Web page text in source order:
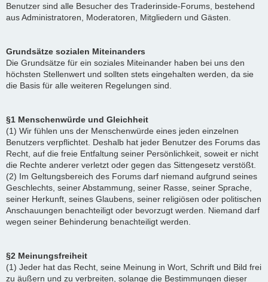
Benutzer sind alle Besucher des Traderinside-Forums, bestehend
aus Administratoren, Moderatoren, Mitgliedern und Gästen.
Grundsätze sozialen Miteinanders
Die Grundsätze für ein soziales Miteinander haben bei uns den
höchsten Stellenwert und sollten stets eingehalten werden, da sie
die Basis für alle weiteren Regelungen sind.
§1 Menschenwürde und Gleichheit
(1) Wir fühlen uns der Menschenwürde eines jeden einzelnen
Benutzers verpflichtet. Deshalb hat jeder Benutzer des Forums das
Recht, auf die freie Entfaltung seiner Persönlichkeit, soweit er nicht
die Rechte anderer verletzt oder gegen das Sittengesetz verstößt.
(2) Im Geltungsbereich des Forums darf niemand aufgrund seines
Geschlechts, seiner Abstammung, seiner Rasse, seiner Sprache,
seiner Herkunft, seines Glaubens, seiner religiösen oder politischen
Anschauungen benachteiligt oder bevorzugt werden. Niemand darf
wegen seiner Behinderung benachteiligt werden.
§2 Meinungsfreiheit
(1) Jeder hat das Recht, seine Meinung in Wort, Schrift und Bild frei
zu äußern und zu verbreiten, solange die Bestimmungen dieser